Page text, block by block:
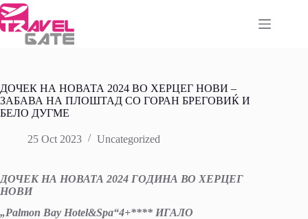
Skip
to
content
ДОЧЕК НА НОВАТА 2024 ВО ХЕРЦЕГ НОВИ –
ЗАБАВА НА ПЛОШТАД СО ГОРАН БРЕГОВИЌ И
БЕЛО ДУГМЕ
25 Oct 2023 Uncategorized
ДОЧЕК НА НОВАТА 2024 ГОДИНА ВО ХЕРЦЕГ
НОВИ
„Palmon Bay Hotel&Spa“4+**** ИГАЛО